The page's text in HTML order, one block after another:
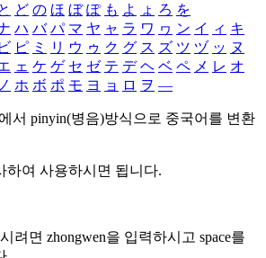
ど の ほ ぼ ぽ も よ ょ ろ を
ハ バ パ マ ヤ ャ ラ ワ ヮ ン イ ィ キ
ビ ピ ミ リ ウ ゥ ク グ ス ズ ツ ヅ ッ ヌ
ェ ケ ゲ セ ゼ テ デ ヘ ベ ペ メ レ オ
ノ ホ ボ ポ モ ヨ ョ ロ ヲ ―
서 pinyin(병음)방식으로 중국어를 변환
하여 사용하시면 됩니다.
려면 zhongwen을 입력하시고 space를